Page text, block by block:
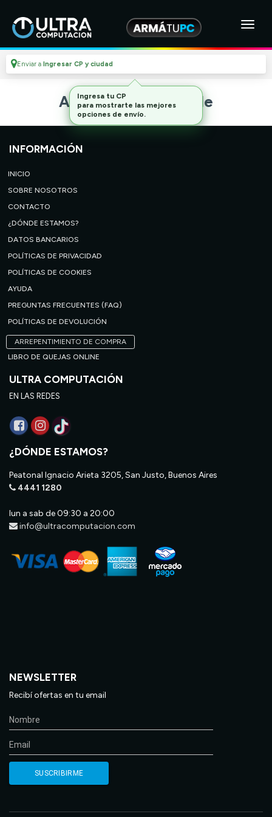
Enviar a Ingresar CP y ciudad
Artículo no disponible
INFORMACIÓN
INICIO
SOBRE NOSOTROS
CONTACTO
¿DÓNDE ESTAMOS?
DATOS BANCARIOS
POLÍTICAS DE PRIVACIDAD
POLÍTICAS DE COOKIES
AYUDA
PREGUNTAS FRECUENTES (FAQ)
POLÍTICAS DE DEVOLUCIÓN
ARREPENTIMIENTO DE COMPRA
LIBRO DE QUEJAS ONLINE
ULTRA COMPUTACIÓN
EN LAS REDES
¿DÓNDE ESTAMOS?
Peatonal Ignacio Arieta 3205, San Justo, Buenos Aires
4441 1280
lun a sab de 09:30 a 20:00
info@ultracomputacion.com
NEWSLETTER
Recibí ofertas en tu email
Ingresa tu CP
para mostrarte las mejores
opciones de envío.